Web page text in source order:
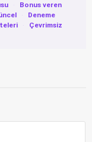
·
Bonus veren
·
Deneme
·
Çevrimsiz